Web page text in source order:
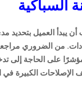
السباكية
أن يبدأ العميل
من الضروري
على الحاجة إلى
الإصلاحات الكبيرة في